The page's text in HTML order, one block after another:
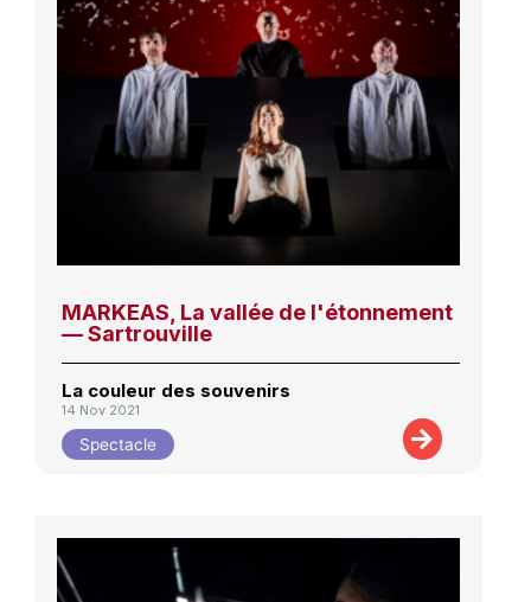
MARKEAS, La vallée de l'étonnement
— Sartrouville
La couleur des souvenirs
14 Nov 2021
Spectacle